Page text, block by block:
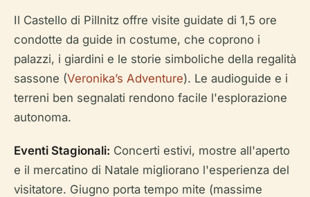
Il Castello di Pillnitz offre visite guidate di 1,5 ore
condotte da guide in costume, che coprono i
palazzi, i giardini e le storie simboliche della regalità
sassone (Veronika’s Adventure). Le audioguide e i
terreni ben segnalati rendono facile l'esplorazione
autonoma.
Eventi Stagionali: Concerti estivi, mostre all'aperto
e il mercatino di Natale migliorano l'esperienza del
visitatore. Giugno porta tempo mite (massime